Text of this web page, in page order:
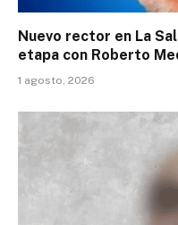
Nuevo rector en La
etapa con Roberto
1 agosto, 2026